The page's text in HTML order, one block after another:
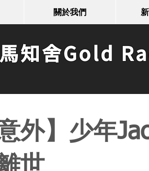
關於我們
知舍Gold
外】少年
世